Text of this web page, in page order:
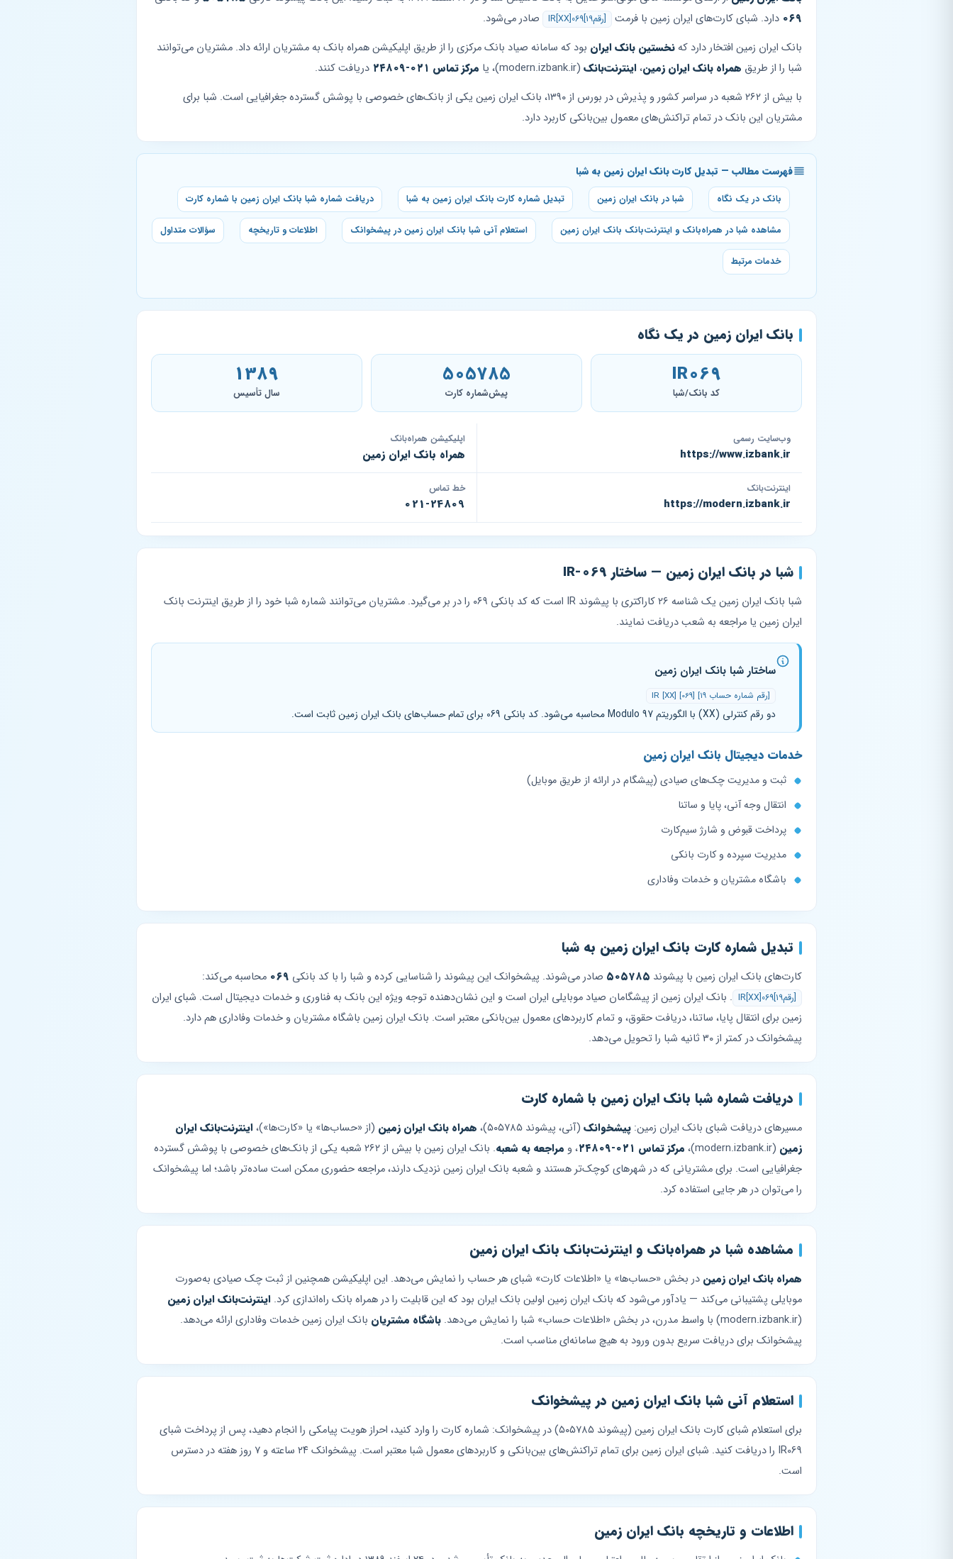
۰۶۹ دارد. شبای کارت‌های ایران زمین با فرمت IR[XX]069[۱۹رقم]
صادر می‌شود.
بانک ایران زمین افتخار دارد که نخستین بانک ایران بود که سامانه صیاد بانک مرکزی را از طریق اپلیکیشن همراه بانک به مشتریان ارائه داد. مشتریان می‌توانند
شبا را از طریق همراه بانک ایران زمین، اینترنت‌بانک (modern.izbank.ir)، یا مرکز تماس ۰۲۱-۲۴۸۰۹
دریافت کنند.
با بیش از ۲۶۲ شعبه در سراسر کشور و پذیرش در بورس از ۱۳۹۰، بانک ایران زمین یکی از بانک‌های خصوصی با پوشش گسترده جغرافیایی است. شبا برای
مشتریان این بانک در تمام تراکنش‌های معمول بین‌بانکی کاربرد دارد.
فهرست مطالب — تبدیل کارت بانک ایران زمین به شبا
بانک در یک نگاه شبا در بانک ایران زمین تبدیل شماره کارت بانک ایران زمین به شبا دریافت شماره شبا بانک ایران زمین با شماره کارت
مشاهده شبا در همراه‌بانک و اینترنت‌بانک بانک ایران زمین استعلام آنی شبا بانک ایران زمین در پیشخوانک اطلاعات و تاریخچه سؤالات متداول
خدمات مرتبط
بانک ایران زمین در یک نگاه
IR069
کد بانک/شبا
505785
پیش‌شماره کارت
1389
سال تأسیس
وب‌سایت رسمی
https://www.izbank.ir
اپلیکیشن همراه‌بانک
همراه بانک ایران زمین
اینترنت‌بانک
https://modern.izbank.ir
خط تماس
021-24809
شبا در بانک ایران زمین — ساختار IR-069
شبا بانک ایران زمین یک شناسه ۲۶ کاراکتری با پیشوند IR است که کد بانکی ۰۶۹ را در بر می‌گیرد. مشتریان می‌توانند شماره شبا خود را از طریق اینترنت بانک
ایران زمین یا مراجعه به شعب دریافت نمایند.
ساختار شبا بانک ایران زمین
IR [XX] [069] [۱۹ رقم شماره حساب]
دو رقم کنترلی (XX) با الگوریتم Modulo 97 محاسبه می‌شود. کد بانکی 069 برای تمام حساب‌های بانک ایران زمین ثابت است.
خدمات دیجیتال بانک ایران زمین
ثبت و مدیریت چک‌های صیادی (پیشگام در ارائه از طریق موبایل)
انتقال وجه آنی، پایا و ساتنا
پرداخت قبوض و شارژ سیم‌کارت
مدیریت سپرده و کارت بانکی
باشگاه مشتریان و خدمات وفاداری
تبدیل شماره کارت بانک ایران زمین به شبا
کارت‌های بانک ایران زمین با پیشوند ۵۰۵۷۸۵ صادر می‌شوند. پیشخوانک این پیشوند را شناسایی کرده و شبا را با کد بانکی ۰۶۹ محاسبه می‌کند:
IR[XX]069[۱۹رقم]
. بانک ایران زمین از پیشگامان صیاد موبایلی ایران است و این نشان‌دهنده توجه ویژه این بانک به فناوری و خدمات دیجیتال است. شبای ایران
زمین برای انتقال پایا، ساتنا، دریافت حقوق، و تمام کاربردهای معمول بین‌بانکی معتبر است. بانک ایران زمین باشگاه مشتریان و خدمات وفاداری هم دارد.
پیشخوانک در کمتر از ۳۰ ثانیه شبا را تحویل می‌دهد.
دریافت شماره شبا بانک ایران زمین با شماره کارت
مسیرهای دریافت شبای بانک ایران زمین: پیشخوانک (آنی، پیشوند ۵۰۵۷۸۵)، همراه بانک ایران زمین (از «حساب‌ها» یا «کارت‌ها»)، اینترنت‌بانک ایران
زمین (modern.izbank.ir)، مرکز تماس ۰۲۱-۲۴۸۰۹ ، و مراجعه به شعبه
. بانک ایران زمین با بیش از ۲۶۲ شعبه یکی از بانک‌های خصوصی با پوشش گسترده
جغرافیایی است. برای مشتریانی که در شهرهای کوچک‌تر هستند و شعبه بانک ایران زمین نزدیک دارند، مراجعه حضوری ممکن است ساده‌تر باشد؛ اما پیشخوانک
را می‌توان در هر جایی استفاده کرد.
مشاهده شبا در همراه‌بانک و اینترنت‌بانک بانک ایران زمین
همراه بانک ایران زمین در بخش «حساب‌ها» یا «اطلاعات کارت» شبای هر حساب را نمایش می‌دهد. این اپلیکیشن همچنین از ثبت چک صیادی به‌صورت
موبایلی پشتیبانی می‌کند — یادآور می‌شود که بانک ایران زمین اولین بانک ایران بود که این قابلیت را در همراه بانک راه‌اندازی کرد. اینترنت‌بانک ایران زمین
(modern.izbank.ir) با واسط مدرن، در بخش «اطلاعات حساب» شبا را نمایش می‌دهد.
باشگاه مشتریان بانک ایران زمین خدمات وفاداری ارائه می‌دهد.
پیشخوانک برای دریافت سریع بدون ورود به هیچ سامانه‌ای مناسب است.
استعلام آنی شبا بانک ایران زمین در پیشخوانک
برای استعلام شبای کارت بانک ایران زمین (پیشوند ۵۰۵۷۸۵) در پیشخوانک: شماره کارت را وارد کنید، احراز هویت پیامکی را انجام دهید، پس از پرداخت شبای
IR069 را دریافت کنید. شبای ایران زمین برای تمام تراکنش‌های بین‌بانکی و کاربردهای معمول شبا معتبر است. پیشخوانک ۲۴ ساعته و ۷ روز هفته در دسترس
است.
اطلاعات و تاریخچه بانک ایران زمین